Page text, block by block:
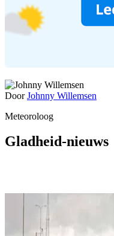
DoorJohnny Willemsen
Meteoroloog
Gladheid-nieuws